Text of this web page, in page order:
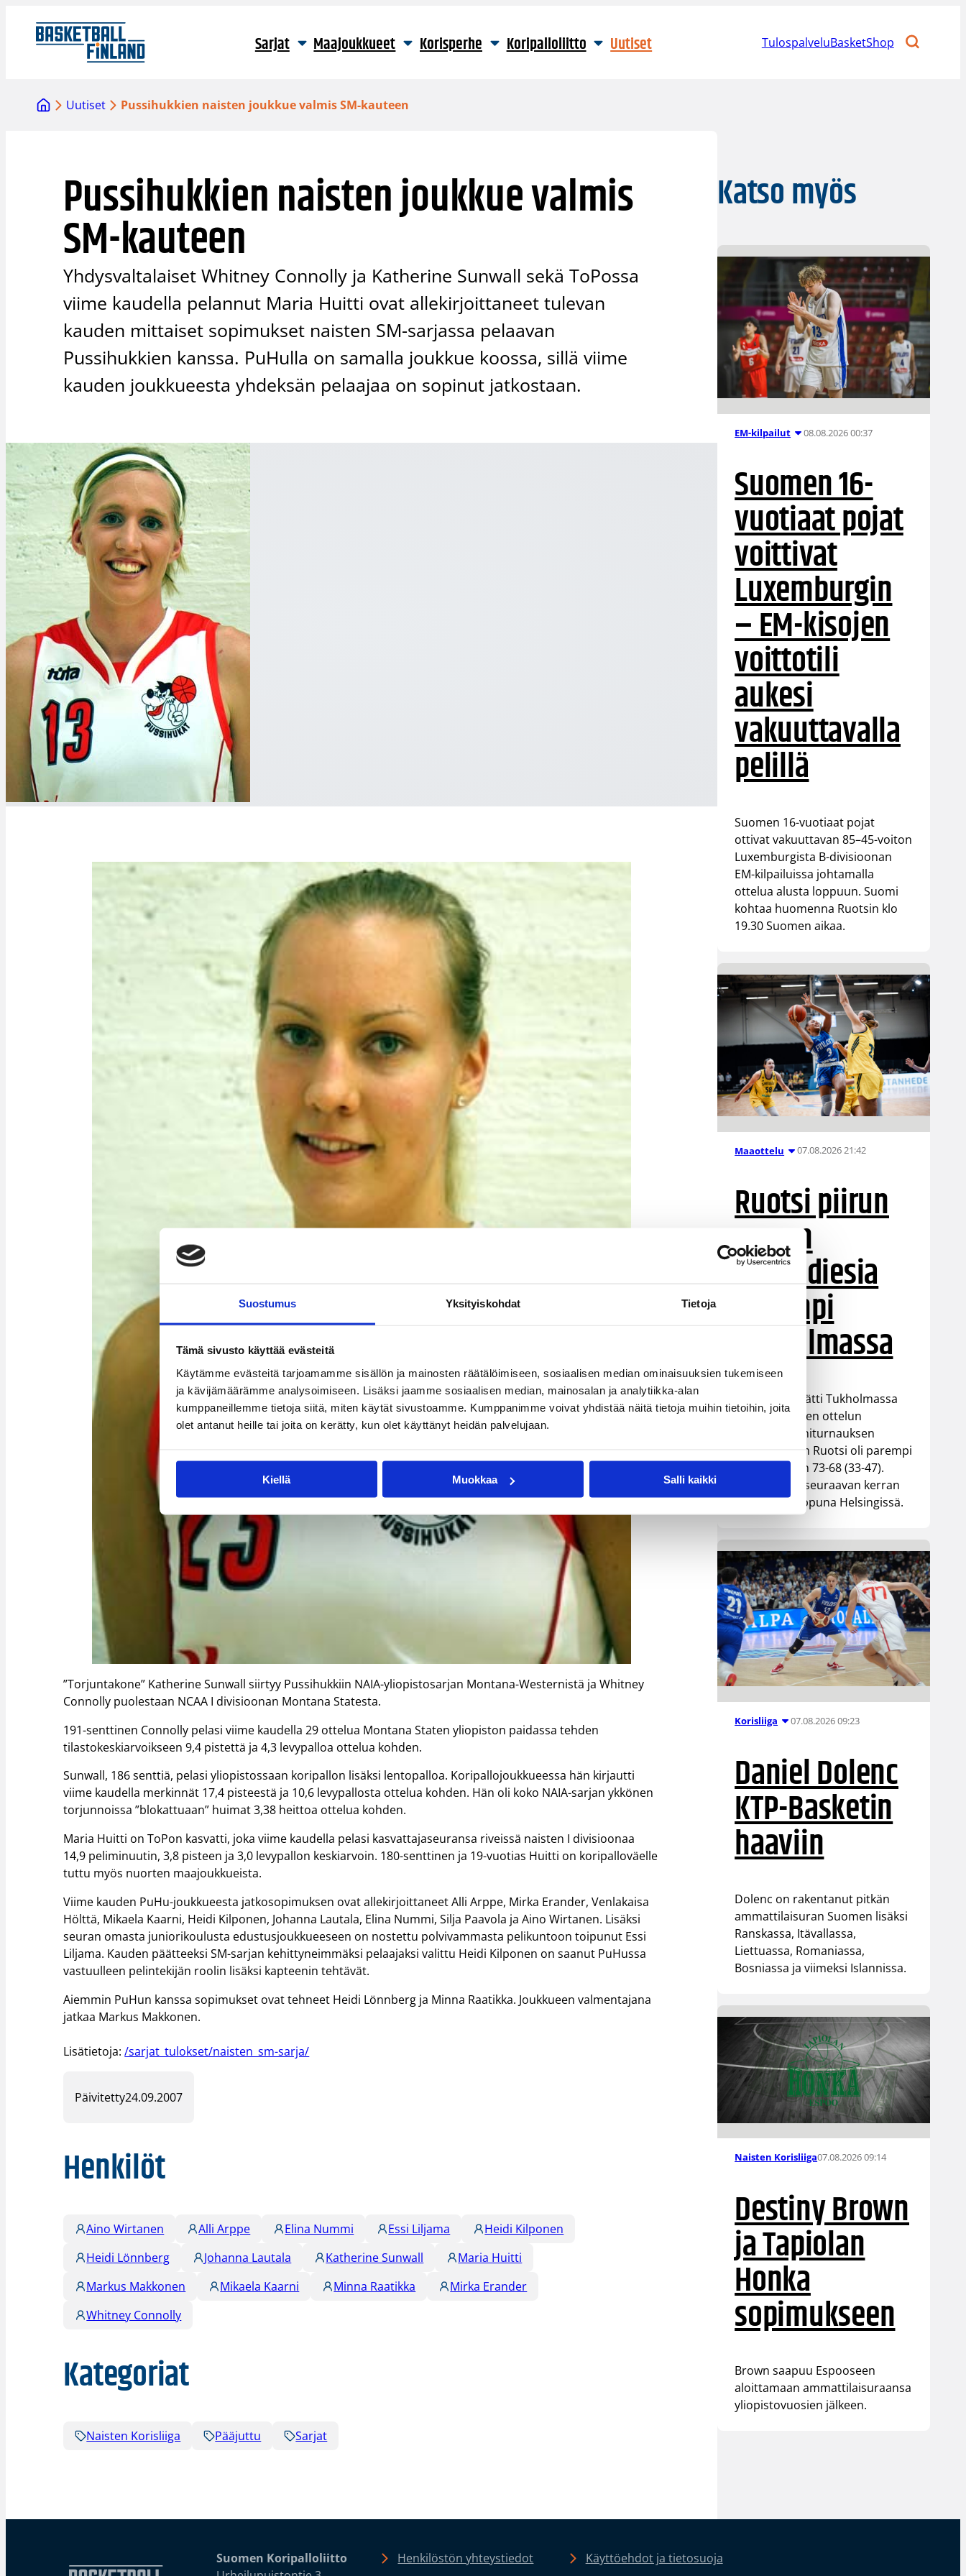
Suostumus Yksityiskohdat Tietoja
Tämä sivusto käyttää evästeitä
Käytämme evästeitä tarjoamamme sisällön ja mainosten räätälöimiseen, sosiaalisen median ominaisuuksien tukemiseen
ja kävijämäärämme analysoimiseen. Lisäksi jaamme sosiaalisen median, mainosalan ja analytiikka-alan
kumppaneillemme tietoja siitä, miten käytät sivustoamme. Kumppanimme voivat yhdistää näitä tietoja muihin tietoihin, joita
olet antanut heille tai joita on kerätty, kun olet käyttänyt heidän palvelujaan.
Kiellä Muokkaa Salli kaikki
sisältöön
Sarjat Maajoukkueet Korisperhe Koripalloliitto Uutiset TulospalveluBasketShop
Uutiset Pussihukkien naisten joukkue valmis SM-kauteen
Pussihukkien naisten joukkue valmis
SM-kauteen
Yhdysvaltalaiset Whitney Connolly ja Katherine Sunwall sekä ToPossa
viime kaudella pelannut Maria Huitti ovat allekirjoittaneet tulevan
kauden mittaiset sopimukset naisten SM-sarjassa pelaavan
Pussihukkien kanssa. PuHulla on samalla joukkue koossa, sillä viime
kauden joukkueesta yhdeksän pelaajaa on sopinut jatkostaan.
”Torjuntakone” Katherine Sunwall siirtyy Pussihukkiin NAIA-yliopistosarjan Montana-Westernistä ja Whitney
Connolly puolestaan NCAA I divisioonan Montana Statesta.
191-senttinen Connolly pelasi viime kaudella 29 ottelua Montana Staten yliopiston paidassa tehden
tilastokeskiarvoikseen 9,4 pistettä ja 4,3 levypalloa ottelua kohden.
Sunwall, 186 senttiä, pelasi yliopistossaan koripallon lisäksi lentopalloa. Koripallojoukkueessa hän kirjautti
viime kaudella merkinnät 17,4 pisteestä ja 10,6 levypallosta ottelua kohden. Hän oli koko NAIA-sarjan ykkönen
torjunnoissa ”blokattuaan” huimat 3,38 heittoa ottelua kohden.
Maria Huitti on ToPon kasvatti, joka viime kaudella pelasi kasvattajaseuransa riveissä naisten I divisioonaa
14,9 peliminuutin, 3,8 pisteen ja 3,0 levypallon keskiarvoin. 180-senttinen ja 19-vuotias Huitti on koripalloväelle
tuttu myös nuorten maajoukkueista.
Viime kauden PuHu-joukkueesta jatkosopimuksen ovat allekirjoittaneet Alli Arppe, Mirka Erander, Venlakaisa
Hölttä, Mikaela Kaarni, Heidi Kilponen, Johanna Lautala, Elina Nummi, Silja Paavola ja Aino Wirtanen. Lisäksi
seuran omasta juniorikoulusta edustusjoukkueeseen on nostettu polvivammasta pelikuntoon toipunut Essi
Liljama. Kauden päätteeksi SM-sarjan kehittyneimmäksi pelaajaksi valittu Heidi Kilponen on saanut PuHussa
vastuulleen pelintekijän roolin lisäksi kapteenin tehtävät.
Aiemmin PuHun kanssa sopimukset ovat tehneet Heidi Lönnberg ja Minna Raatikka. Joukkueen valmentajana
jatkaa Markus Makkonen.
Lisätietoja:/sarjat_tulokset/naisten_sm-sarja/
Päivitetty24.09.2007
Henkilöt
Aino Wirtanen Alli Arppe Elina Nummi Essi Liljama
Heidi Kilponen
Heidi Lönnberg
Johanna Lautala Katherine Sunwall
Maria Huitti
Markus Makkonen
Mikaela Kaarni Minna Raatikka
Mirka Erander
Whitney Connolly
Kategoriat
Naisten Korisliiga Pääjuttu Sarjat
Katso myös
EM-kilpailut 08.08.2026 00:37
Suomen 16-
vuotiaat pojat
voittivat
Luxemburgin
– EM-kisojen
voittotili
aukesi
vakuuttavalla
pelillä
Suomen 16-vuotiaat pojat
ottivat vakuuttavan 85–45-voiton
Luxemburgista B-divisioonan
EM-kilpailuissa johtamalla
ottelua alusta loppuun. Suomi
kohtaa huomenna Ruotsin klo
19.30 Suomen aikaa.
Maaottelu 07.08.2026 21:42
Ruotsi piirun
verran
Susiladiesia
parempi
Tukholmassa
Susiladies päätti Tukholmassa
pelatun kahden ottelun
mittaisen miniturnauksen
tappioon, kun Ruotsi oli parempi
loppulukemin 73-68 (33-47).
Suomi pelaa seuraavan kerran
ensi viikonloppuna Helsingissä.
Korisliiga 07.08.2026 09:23
Daniel Dolenc
KTP-Basketin
haaviin
Dolenc on rakentanut pitkän
ammattilaisuran Suomen lisäksi
Ranskassa, Itävallassa,
Liettuassa, Romaniassa,
Bosniassa ja viimeksi Islannissa.
Naisten Korisliiga07.08.2026 09:14
Destiny Brown
ja Tapiolan
Honka
sopimukseen
Brown saapuu Espooseen
aloittamaan ammattilaisuraansa
yliopistovuosien jälkeen.
Suomen Koripalloliitto
Henkilöstön yhteystiedot Käyttöehdot ja tietosuoja